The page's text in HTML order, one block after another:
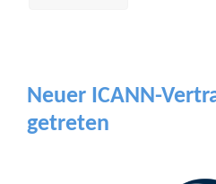
Neuer ICANN-
getreten